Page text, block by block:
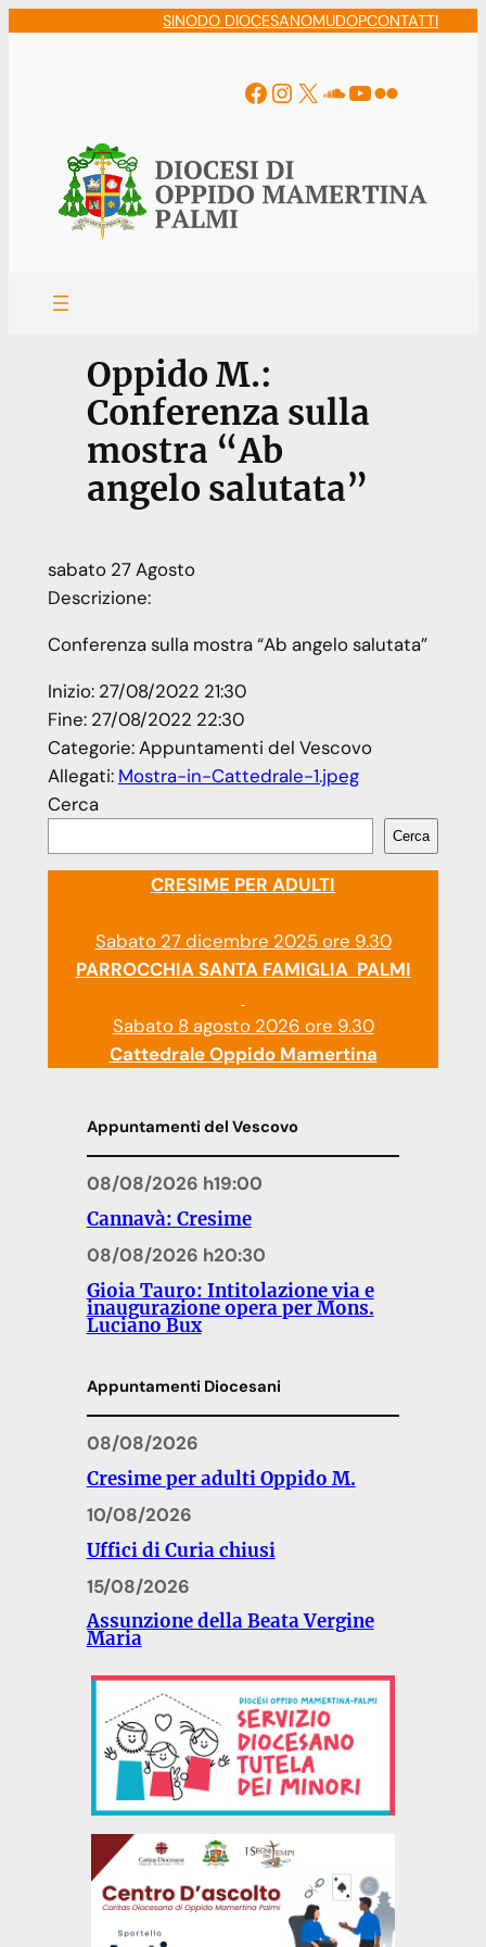
SINODO DIOCESANOMUDOPCONTATTI
Facebook
Instagram
X Soundcloud
YouTube
Flickr
Oppido M.:
Conferenza sulla
mostra “Ab
angelo salutata”
sabato 27Agosto
Descrizione:
Conferenza sulla mostra “Ab angelo salutata”
Inizio: 27/08/2022 21:30
Fine: 27/08/2022 22:30
Categorie:Appuntamenti del Vescovo
Allegati: Mostra-in-Cattedrale-1.jpeg
Cerca
Cerca
CRESIME PER ADULTI
Sabato 27 dicembre 2025 ore 9.30
PARROCCHIA SANTA FAMIGLIA PALMI
Sabato 8 agosto 2026 ore 9.30
Cattedrale Oppido Mamertina
Appuntamenti del Vescovo
08/08/2026 h19:00
Cannavà: Cresime
08/08/2026 h20:30
Gioia Tauro: Intitolazione via e
inaugurazione opera per Mons.
Luciano Bux
Appuntamenti Diocesani
08/08/2026
Cresime per adulti Oppido M.
10/08/2026
Uffici di Curia chiusi
15/08/2026
Assunzione della Beata Vergine
Maria